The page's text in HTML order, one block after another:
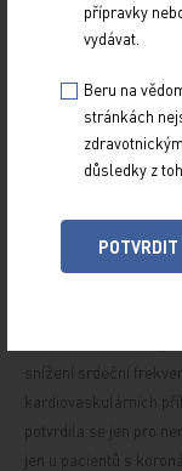
Studie BEAUTIFUL
výskytu
potvrdila to, co jsme
snížení srdeční
kardiovaskulárních
potvrdila se jen pro
jen u pacientů s
přípravky
vydávat.
Beru na
stránkách
důsledky z
POTVRDIT